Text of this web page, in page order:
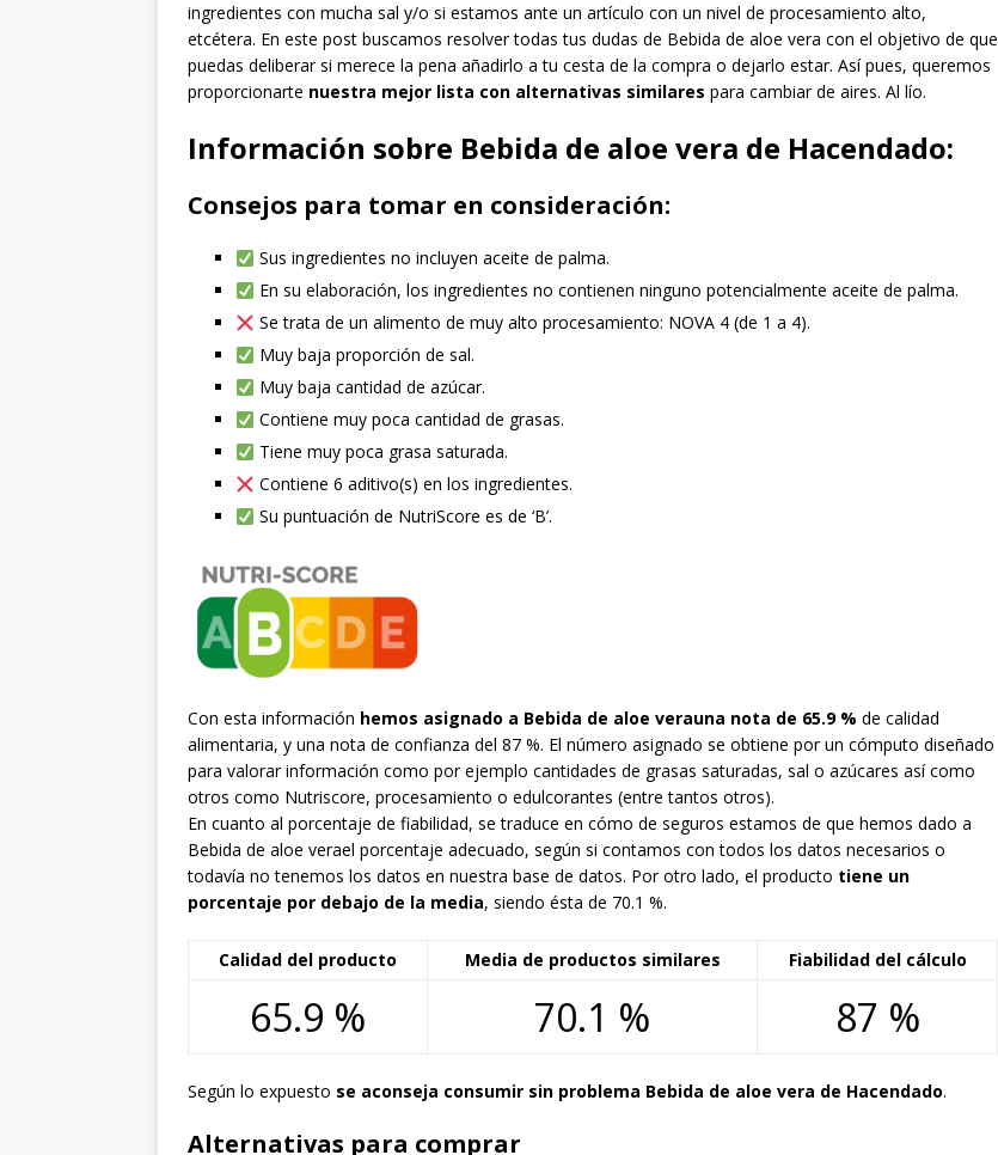
ingredientes con mucha sal y/o si estamos ante un artículo con un nivel de procesamiento alto,
etcétera. En este post buscamos resolver todas tus dudas de Bebida de aloe vera con el objetivo de que
puedas deliberar si merece la pena añadirlo a tu cesta de la compra o dejarlo estar. Así pues, queremos
proporcionarte nuestra mejor lista con alternativas similares para cambiar de aires. Al lío.
Información sobre Bebida de aloe vera de Hacendado:
Consejos para tomar en consideración:
Sus ingredientes no incluyen aceite de palma.
En su elaboración, los ingredientes no contienen ninguno potencialmente aceite de palma.
Se trata de un alimento de muy alto procesamiento: NOVA 4 (de 1 a 4).
Muy baja proporción de sal.
Muy baja cantidad de azúcar.
Contiene muy poca cantidad de grasas.
Tiene muy poca grasa saturada.
Contiene 6 aditivo(s) en los ingredientes.
Su puntuación de NutriScore es de ‘B’.
Con esta información hemos asignado a Bebida de aloe verauna nota de 65.9 % de calidad
alimentaria, y una nota de confianza del 87 %. El número asignado se obtiene por un cómputo diseñado
para valorar información como por ejemplo cantidades de grasas saturadas, sal o azúcares así como
otros como Nutriscore, procesamiento o edulcorantes (entre tantos otros).
En cuanto al porcentaje de fiabilidad, se traduce en cómo de seguros estamos de que hemos dado a
Bebida de aloe verael porcentaje adecuado, según si contamos con todos los datos necesarios o
todavía no tenemos los datos en nuestra base de datos. Por otro lado, el producto tiene un
porcentaje por debajo de la media, siendo ésta de 70.1 %.
Calidad del producto Media de productos similares Fiabilidad del cálculo
65.9 % 70.1 % 87 %
Según lo expuesto se aconseja consumir sin problema Bebida de aloe vera de Hacendado.
Alternativas para comprar